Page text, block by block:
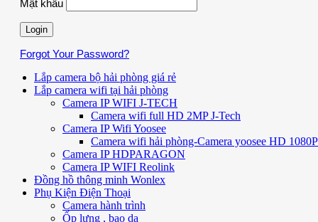
Mật khẩu
Forgot Your Password?
Lắp camera bộ hải phòng giá rẻ
Lắp camera wifi tại hải phòng
Camera IP WIFI J-TECH
Camera wifi full HD 2MP J-Tech
Camera IP Wifi Yoosee
Camera wifi hải phòng-Camera yoosee HD
Camera IP HDPARAGON
Camera IP WIFI Reolink
Đồng hồ thông minh Wonlex
Phụ Kiện Điện Thoại
Camera hành trình
Ốp lưng , bao da